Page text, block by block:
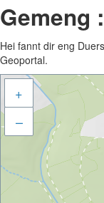
Gemeng
Hei fannt dir eng
Geoportal.
+
–